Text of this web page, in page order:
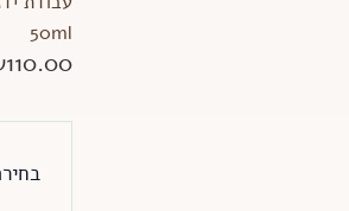
50ml
110.00
כמות